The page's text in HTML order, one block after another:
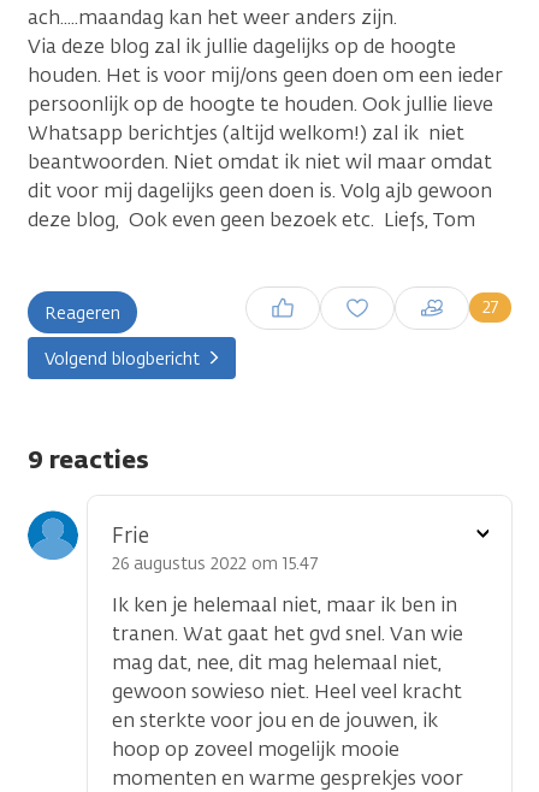
ach.....maandag kan het weer anders zijn.
Via deze blog zal ik jullie dagelijks op de hoogte
houden. Het is voor mij/ons geen doen om een ieder
persoonlijk op de hoogte te houden. Ook jullie lieve
Whatsapp berichtjes (altijd welkom!) zal ik niet
beantwoorden. Niet omdat ik niet wil maar omdat
dit voor mij dagelijks geen doen is. Volg ajb gewoon
deze blog, Ook even geen bezoek etc. Liefs, Tom
Reageren 27
Inloggen om een reactie te
plaatsen
Volgend blogbericht
9 reacties
Frie
26 augustus 2022 om 15.47
Ik ken je helemaal niet, maar ik ben in
tranen. Wat gaat het gvd snel. Van wie
mag dat, nee, dit mag helemaal niet,
gewoon sowieso niet. Heel veel kracht
en sterkte voor jou en de jouwen, ik
hoop op zoveel mogelijk mooie
momenten en warme gesprekjes voor
Toon